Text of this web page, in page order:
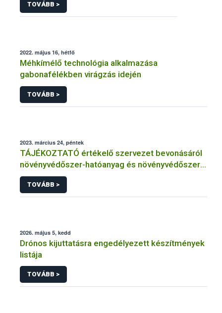
TOVÁBB >
2022. május 16, hétfő
Méhkímélő technológia alkalmazása
gabonafélékben virágzás idején
TOVÁBB >
2023. március 24, péntek
TÁJÉKOZTATÓ értékelő szervezet bevonásáról
növényvédőszer-hatóanyag és növényvédőszer
engedélyezésére, továbbá a meglévő engedély
meghosszabbítására vagy módosítására irányuló
eljárásba
TOVÁBB >
2026. május 5, kedd
Drónos kijuttatásra engedélyezett készítmények
listája
TOVÁBB >